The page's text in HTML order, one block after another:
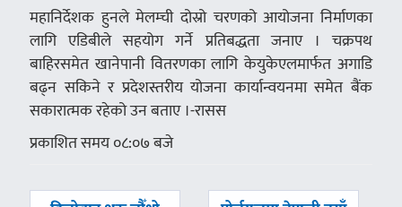
महानिर्देशक हुनले मेलम्ची दोस्रो चरणको आयोजना निर्माणका
लागि एडिबीले सहयोग गर्ने प्रतिबद्धता जनाए । चक्रपथ
बाहिरसमेत खानेपानी वितरणका लागि केयुकेएलमार्फत अगाडि
बढ्न सकिने र प्रदेशस्तरीय योजना कार्यान्वयनमा समेत बैंक
सकारात्मक रहेको उन बताए ।-रासस
प्रकाशित समय ०८:०७ बजे